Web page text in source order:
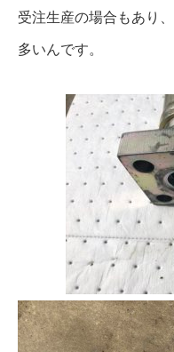
受注生産の場合もあり
多いんです。